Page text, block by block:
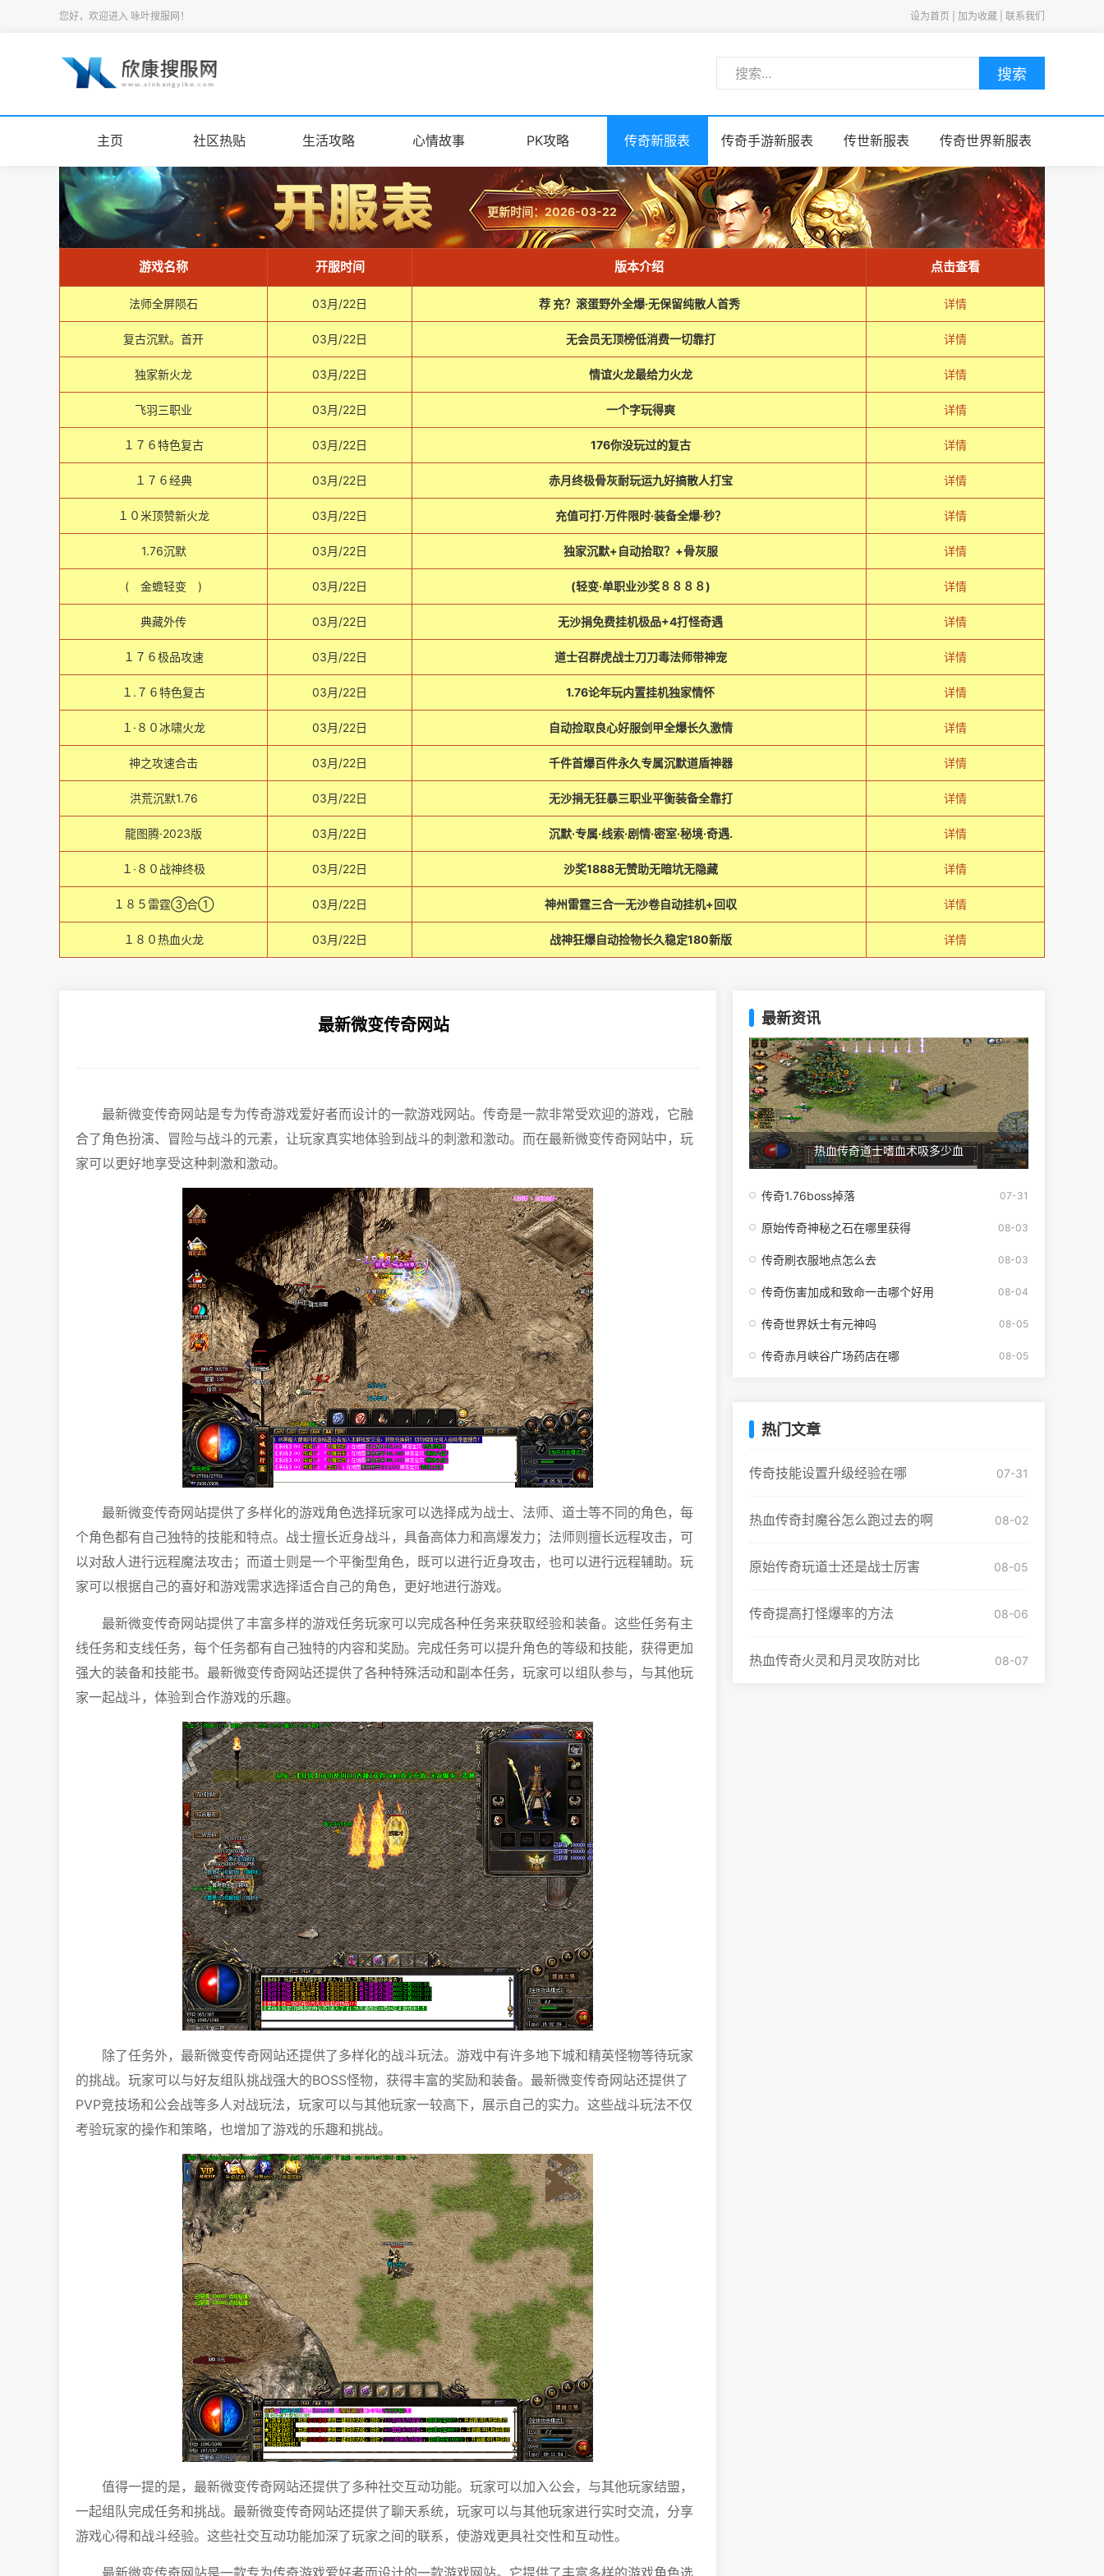
您好，欢迎进入 咏叶搜服网！ 设为首页 | 加为收藏 | 联系我们
搜索
主页 社区热贴 生活攻略 心情故事 PK攻略 传奇新服表 传奇手游新服表 传世新服表 传奇世界新服表
更新时间：2026-03-22
游戏名称 开服时间 版本介绍 点击查看
法师全屏陨石 03月/22日 荐 充？滚蛋野外全爆·无保留纯散人首秀 详情
复古沉默。首开 03月/22日 无会员无顶榜低消费一切靠打 详情
独家新火龙 03月/22日 情谊火龙最给力火龙 详情
飞羽三职业 03月/22日 一个字玩得爽 详情
１７６特色复古 03月/22日 176你没玩过的复古 详情
１７６经典 03月/22日 赤月终极骨灰耐玩运九好搞散人打宝 详情
１０米顶赞新火龙 03月/22日 充值可打·万件限时·装备全爆·秒？ 详情
1.76沉默 03月/22日 独家沉默+自动拾取？+骨灰服 详情
( 金蟾轻变 ) 03月/22日 (轻变·单职业沙奖８８８８) 详情
典藏外传 03月/22日 无沙捐免费挂机极品+4打怪奇遇 详情
１７６极品攻速 03月/22日 道士召群虎战士刀刀毒法师带神宠 详情
１.７６特色复古 03月/22日 1.76论年玩内置挂机独家情怀 详情
１·８０冰啸火龙 03月/22日 自动捡取良心好服剑甲全爆长久激情 详情
神之攻速合击 03月/22日 千件首爆百件永久专属沉默道盾神器 详情
洪荒沉默1.76 03月/22日 无沙捐无狂暴三职业平衡装备全靠打 详情
龍图腾·2023版 03月/22日 沉默·专属·线索·剧情·密室·秘境·奇遇. 详情
１·８０战神终极 03月/22日 沙奖1888无赞助无暗坑无隐藏 详情
１８５雷霆③合① 03月/22日 神州雷霆三合一无沙卷自动挂机+回収 详情
１８０热血火龙 03月/22日 战神狂爆自动捡物长久稳定180新版 详情
最新微变传奇网站
最新微变传奇网站是专为传奇游戏爱好者而设计的一款游戏网站。传奇是一款非常受欢迎的游戏，它融
合了角色扮演、冒险与战斗的元素，让玩家真实地体验到战斗的刺激和激动。而在最新微变传奇网站中，玩
家可以更好地享受这种刺激和激动。
最新微变传奇网站提供了多样化的游戏角色选择玩家可以选择成为战士、法师、道士等不同的角色，每
个角色都有自己独特的技能和特点。战士擅长近身战斗，具备高体力和高爆发力；法师则擅长远程攻击，可
以对敌人进行远程魔法攻击；而道士则是一个平衡型角色，既可以进行近身攻击，也可以进行远程辅助。玩
家可以根据自己的喜好和游戏需求选择适合自己的角色，更好地进行游戏。
最新微变传奇网站提供了丰富多样的游戏任务玩家可以完成各种任务来获取经验和装备。这些任务有主
线任务和支线任务，每个任务都有自己独特的内容和奖励。完成任务可以提升角色的等级和技能，获得更加
强大的装备和技能书。最新微变传奇网站还提供了各种特殊活动和副本任务，玩家可以组队参与，与其他玩
家一起战斗，体验到合作游戏的乐趣。
除了任务外，最新微变传奇网站还提供了多样化的战斗玩法。游戏中有许多地下城和精英怪物等待玩家
的挑战。玩家可以与好友组队挑战强大的BOSS怪物，获得丰富的奖励和装备。最新微变传奇网站还提供了
PVP竞技场和公会战等多人对战玩法，玩家可以与其他玩家一较高下，展示自己的实力。这些战斗玩法不仅
考验玩家的操作和策略，也增加了游戏的乐趣和挑战。
值得一提的是，最新微变传奇网站还提供了多种社交互动功能。玩家可以加入公会，与其他玩家结盟，
一起组队完成任务和挑战。最新微变传奇网站还提供了聊天系统，玩家可以与其他玩家进行实时交流，分享
游戏心得和战斗经验。这些社交互动功能加深了玩家之间的联系，使游戏更具社交性和互动性。
最新微变传奇网站是一款专为传奇游戏爱好者而设计的一款游戏网站。它提供了丰富多样的游戏角色选
最新资讯
热血传奇道士嗜血术吸多少血
传奇1.76boss掉落 07-31
原始传奇神秘之石在哪里获得 08-03
传奇刷衣服地点怎么去 08-03
传奇伤害加成和致命一击哪个好用 08-04
传奇世界妖士有元神吗 08-05
传奇赤月峡谷广场药店在哪 08-05
热门文章
传奇技能设置升级经验在哪 07-31
热血传奇封魔谷怎么跑过去的啊 08-02
原始传奇玩道士还是战士厉害 08-05
传奇提高打怪爆率的方法 08-06
热血传奇火灵和月灵攻防对比 08-07